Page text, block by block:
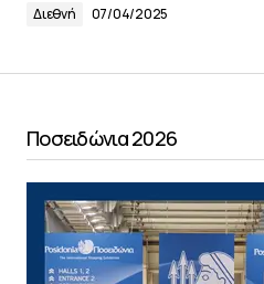
Διεθνή 07/04/2025
Ποσειδώνια 2026